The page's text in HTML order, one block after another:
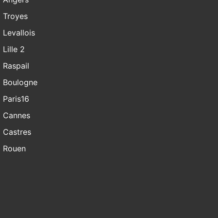
Troyes
Levallois
Lille 2
Raspail
Boulogne
Paris16
Cannes
Castres
Rouen